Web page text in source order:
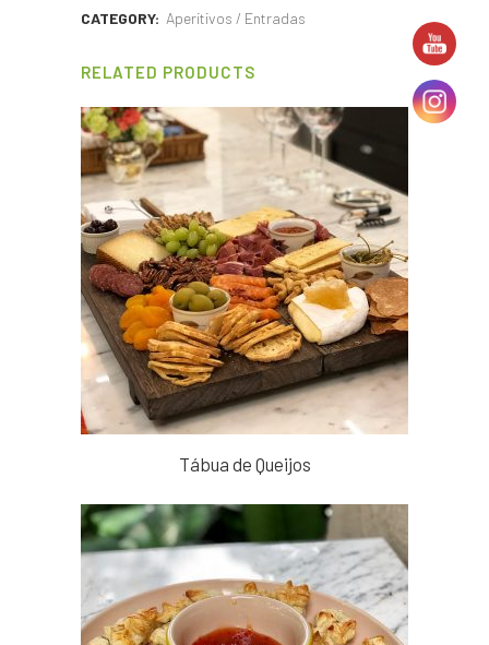
CATEGORY: Aperitivos / Entradas
RELATED PRODUCTS
Tábua de Queijos